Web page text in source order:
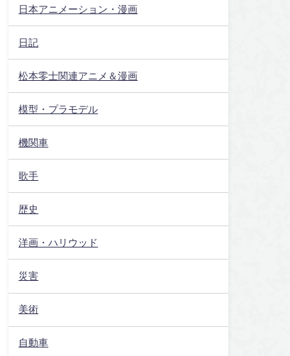
日本アニメーション・漫画
日記
松本零士関連アニメ＆漫画
模型・プラモデル
機関車
歌手
歴史
洋画・ハリウッド
災害
美術
自動車